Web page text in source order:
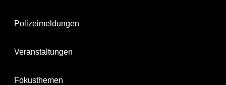
Polizeimeldungen
Veranstaltungen
Fokusthemen